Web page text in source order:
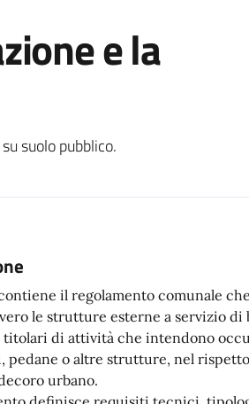
e la
suolo pubblico.
il regolamento comunale
le strutture esterne a servizio
titolari di attività che intendono
pedane o altre strutture, nel
urbano.